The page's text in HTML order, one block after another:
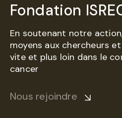
Fondation
En soutenant notre
moyens aux chercheurs
vite et plus loin dans le
cancer
Nous rejoindre